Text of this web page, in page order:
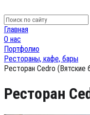
Главная
О нас
Портфолио
Рестораны, кафе, бары
Ресторан Cedro (Вятские
Ресторан